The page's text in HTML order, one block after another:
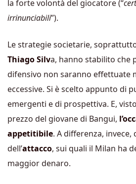
la forte volontà del giocatore (“
irrinunciabili”).
Le strategie societarie,
Thiago Silva, hanno stabilito che
difensivo non saranno effettuate
eccessive. Si è scelto appunto di
emergenti e di prospettiva. E,
prezzo del giovane di Bangui,
appetitibile. A differenza, invece,
dell’attacco, sui quali il Milan ha
maggior denaro.